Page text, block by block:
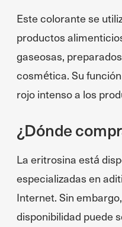
Este colorante se
productos
gaseosas,
cosmética. Su
rojo intenso a los
¿Dónde
La eritrosina está
especializadas en
Internet. Sin
disponibilidad puede